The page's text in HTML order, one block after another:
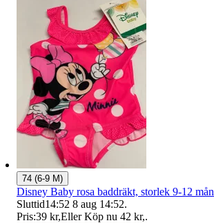
74 (6-9 M)
Disney Baby rosa baddräkt, storlek 9-12 mån
Sluttid14:52 8 aug 14:52.
Pris:39 kr,Eller Köp nu 42 kr,.